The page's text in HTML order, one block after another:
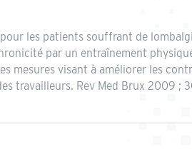
les patients souffrant de
par un entraînement
visant à améliorer les
travailleurs. Rev Med Brux 2009 ;